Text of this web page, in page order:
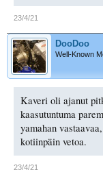
23/4/21
DooDoo
Well-Known
Kaveri oli ajanut
kaasutuntuma
yamahan
kotiinpäin vetoa.
23/4/21